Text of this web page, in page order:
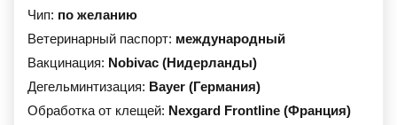
Чип: по желанию
Ветеринарный паспорт: международный
Вакцинация: Nobivac (Нидерланды)
Дегельминтизация: Bayer (Германия)
Обработка от клещей: Nexgard Frontline (Франция)